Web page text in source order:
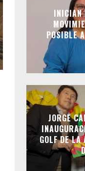
INICIAN
POSIBLE
JORGE
GOLF DE LA